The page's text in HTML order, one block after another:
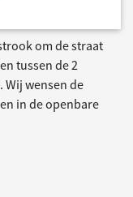
om de straat
tussen de 2
Wij wensen de
in de openbare